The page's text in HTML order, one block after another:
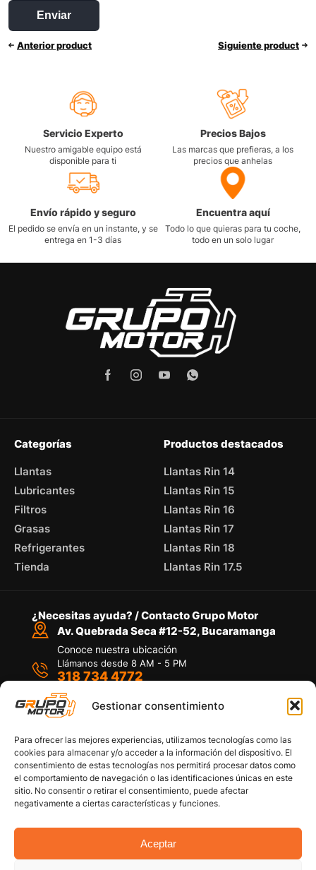
Gestionar consentimiento
Para ofrecer las mejores experiencias, utilizamos tecnologías como las
cookies para almacenar y/o acceder a la información del dispositivo. El
consentimiento de estas tecnologías nos permitirá procesar datos como
el comportamiento de navegación o las identificaciones únicas en este
sitio. No consentir o retirar el consentimiento, puede afectar
negativamente a ciertas características y funciones.
Aceptar
Anterior product Siguiente product
Servicio Experto
Nuestro amigable equipo está
disponible para ti
Precios Bajos
Las marcas que prefieras, a los
precios que anhelas
Envío rápido y seguro
El pedido se envía en un instante, y se
entrega en 1-3 días
Encuentra aquí
Todo lo que quieras para tu coche,
todo en un solo lugar
Categorías
Llantas
Lubricantes
Filtros
Grasas
Refrigerantes
Tienda
Productos destacados
Llantas Rin 14
Llantas Rin 15
Llantas Rin 16
Llantas Rin 17
Llantas Rin 18
Llantas Rin 17.5
¿Necesitas ayuda? / Contacto Grupo Motor
Av. Quebrada Seca #12-52, Bucaramanga
Conoce nuestra ubicación
Llámanos desde 8 AM - 5 PM
318 734 4772
Por medio de WhatsApp
Políticas de privacidad
Política de devoluciones y/o reembolsos
Términos y Condiciones